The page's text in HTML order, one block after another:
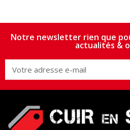
Notre newsletter rien que
actualités &